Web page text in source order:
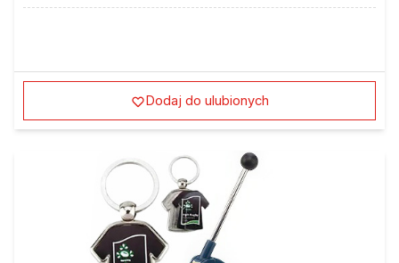
Dodaj do ulubionych